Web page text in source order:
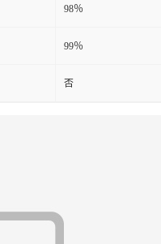
98％
99％
否